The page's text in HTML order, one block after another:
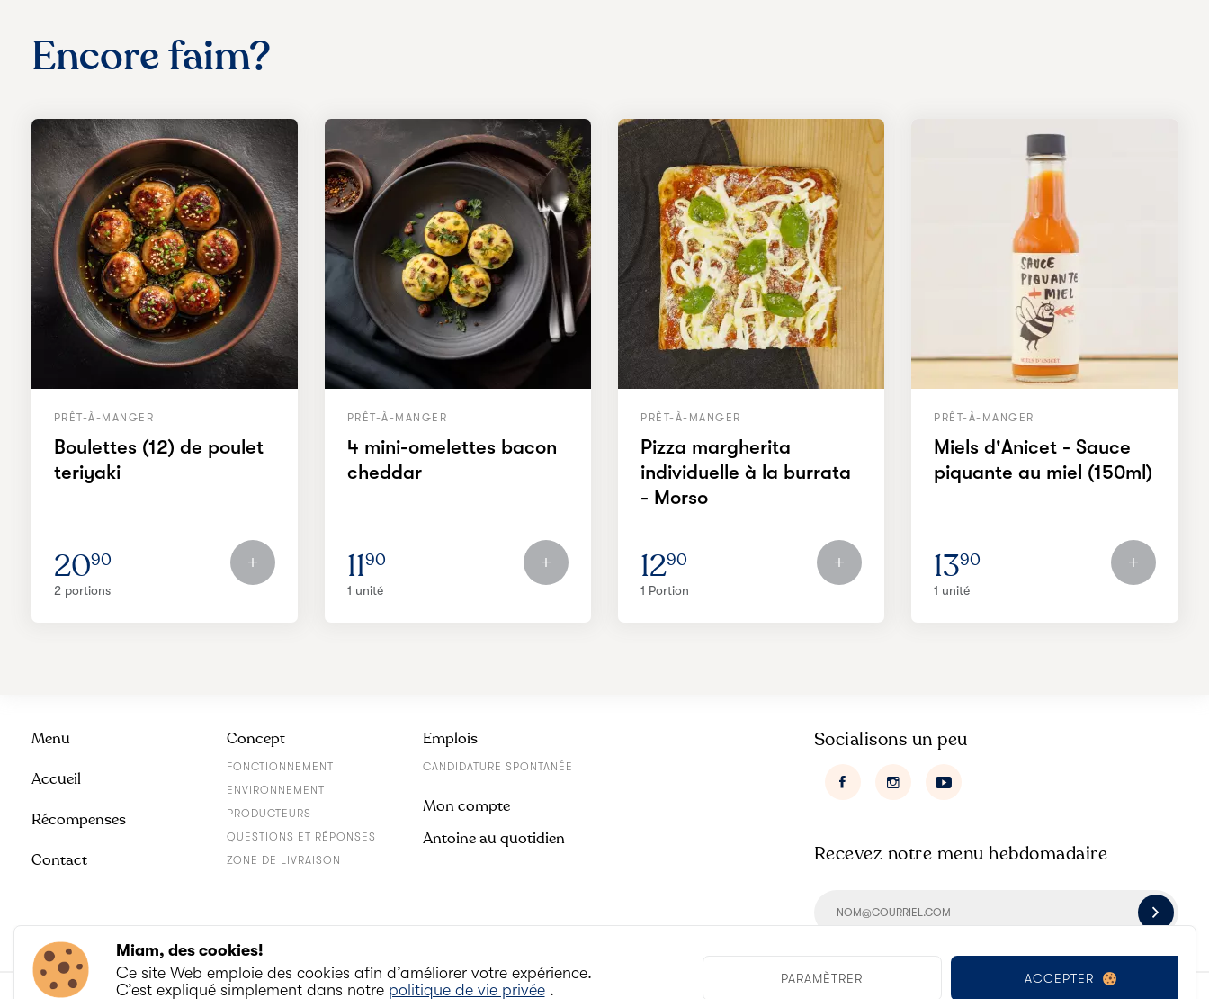
Miam, des cookies!
Ce site Web emploie des cookies afin d’améliorer votre expérience.
C’est expliqué simplement dans notre politique de vie privée.
PARAMÈTRER ACCEPTER
Encore faim?
PRÊT-À-MANGER
Boulettes (12) de poulet
teriyaki
2090
2 portions
PRÊT-À-MANGER
4 mini-omelettes bacon
cheddar
1190
1 unité
PRÊT-À-MANGER
Pizza margherita
individuelle à la burrata
- Morso
1290
1 Portion
PRÊT-À-MANGER
Miels d'Anicet - Sauce
piquante au miel (150ml)
1390
1 unité
Menu
Accueil
Récompenses
Contact
Emplois
CANDIDATURE SPONTANÉE
Mon compte
Antoine au quotidien
Concept
FONCTIONNEMENT
ENVIRONNEMENT
PRODUCTEURS
QUESTIONS ET RÉPONSES
ZONE DE LIVRAISON
Socialisons un peu
Recevez notre menu hebdomadaire